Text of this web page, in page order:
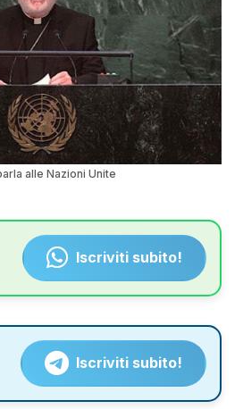
alle Nazioni Unite
Iscriviti subito!
Iscriviti subito!